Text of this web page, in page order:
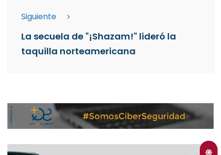
Siguiente
La secuela de "¡Shazam!" lideró la
taquilla norteamericana